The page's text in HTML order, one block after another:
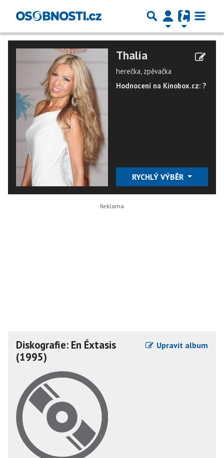
Thalía
herečka, zpěvačka
Hodnocení na Kinobox.cz: ?
RYCHLÝ VÝBĚR
Diskografie: En Éxtasis
(1995)
Upravit album